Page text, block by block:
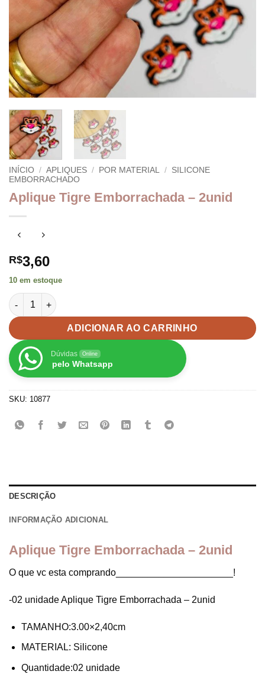
INÍCIO / APLIQUES / POR MATERIAL / SILICONE
EMBORRACHADO
Aplique Tigre Emborrachada – 2unid
R$3,60
10 em estoque
Aplique Tigre Emborrachada - 2unid quantidade
ADICIONAR AO CARRINHO
Dúvidas Online
pelo Whatsapp
SKU: 10877
DESCRIÇÃO
INFORMAÇÃO ADICIONAL
Aplique Tigre Emborrachada – 2unid
O que vc esta comprando______________________!
-02 unidade Aplique Tigre Emborrachada – 2unid
TAMANHO:3.00×2,40cm
MATERIAL: Silicone
Quantidade:02 unidade